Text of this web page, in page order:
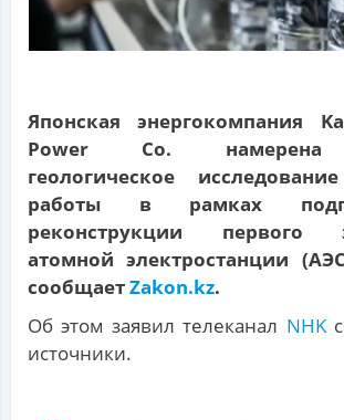
Японская энергокомпания
Power Co. намерена
геологическое
работы в рамках
реконструкции первого
атомной электростанции
сообщаетZakon.kz.
Об этом заявил телеканал NHK
источники.